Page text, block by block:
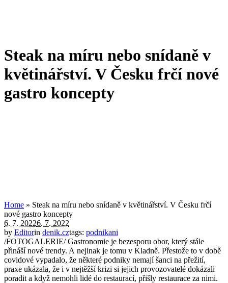
Steak na míru nebo snídaně v
květinářství. V Česku frčí nové
gastro koncepty
Home » Steak na míru nebo snídaně v květinářství. V Česku frčí
nové gastro koncepty
6. 7. 20226. 7. 2022
by Editorin denik.cztags: podnikani
/FOTOGALERIE/ Gastronomie je bezesporu obor, který stále
přináší nové trendy. A nejinak je tomu v Kladně. Přestože to v době
covidové vypadalo, že některé podniky nemají šanci na přežití,
praxe ukázala, že i v nejtěžší krizi si jejich provozovatelé dokázali
poradit a když nemohli lidé do restaurací, přišly restaurace za nimi.